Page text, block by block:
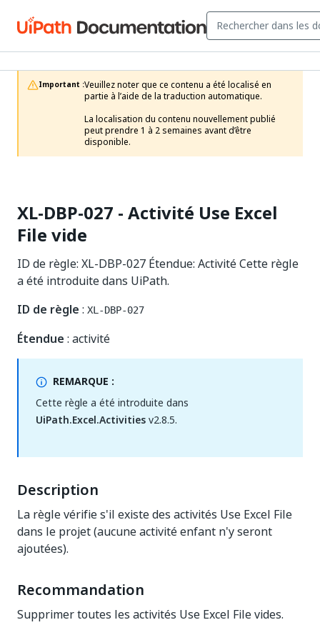
Important :Veuillez noter que ce contenu a été localisé en
partie à l’aide de la traduction automatique.
La localisation du contenu nouvellement publié
peut prendre 1 à 2 semaines avant d’être
disponible.
XL-DBP-027 - Activité Use Excel
File vide
ID de règle: XL-DBP-027 Étendue: Activité Cette règle
a été introduite dans UiPath.
ID de règle : XL-DBP-027
Étendue : activité
REMARQUE :
Cette règle a été introduite dans
UiPath.Excel.Activitiesv2.8.5.
Description
La règle vérifie s'il existe des activités Use Excel File
dans le projet (aucune activité enfant n'y seront
ajoutées).
Recommandation
Supprimer toutes les activités Use Excel File vides.